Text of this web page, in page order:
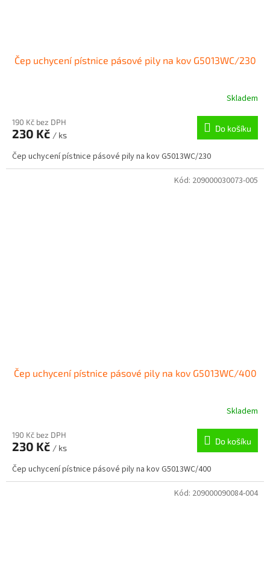
Čep uchycení pístnice pásové pily na kov G5013WC/230
Skladem
190 Kč bez DPH
230 Kč / ks
Do košíku
Čep uchycení pístnice pásové pily na kov G5013WC/230
Čep uchycení pístnice pásové pily na kov G5013WC/400
Skladem
190 Kč bez DPH
230 Kč / ks
Do košíku
Čep uchycení pístnice pásové pily na kov G5013WC/400
Kód: 209000030073-005
Kód: 209000090084-004